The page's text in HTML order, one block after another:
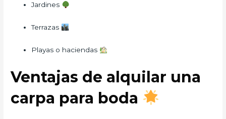
Jardines
Terrazas
Playas o haciendas
Ventajas de alquilar una
carpa para boda